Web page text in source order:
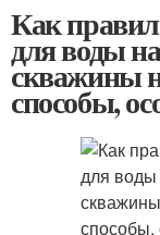
Как
для воды
скважины
способы,